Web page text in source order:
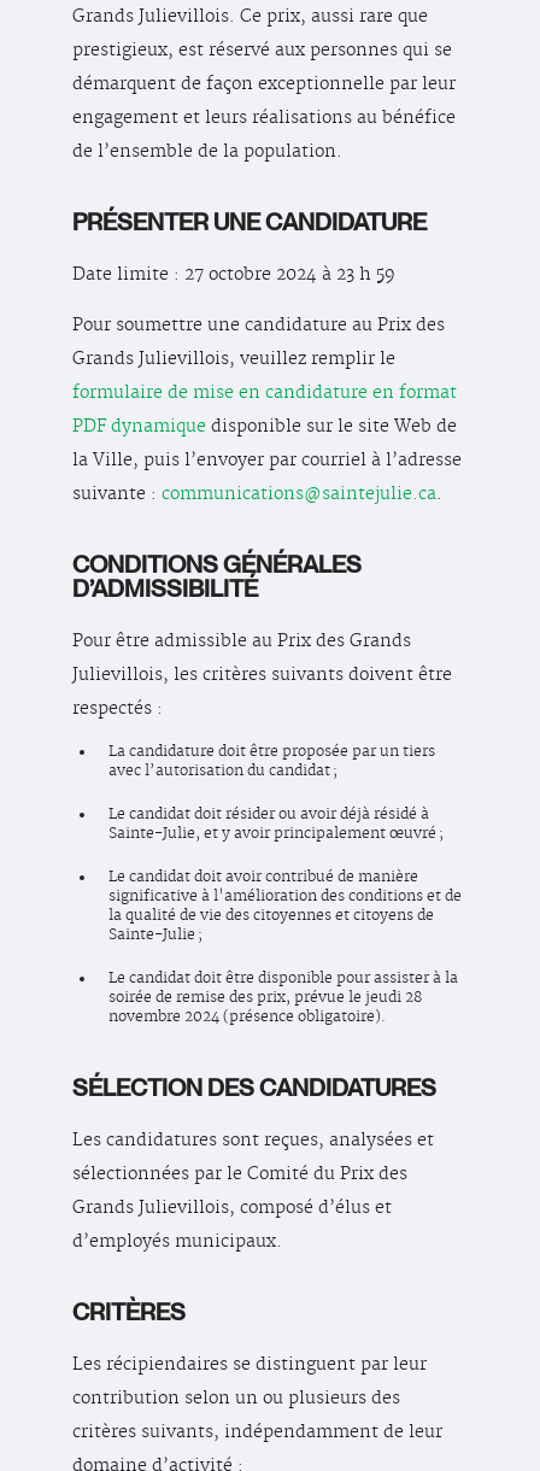
Grands Julievillois. Ce prix, aussi rare que
prestigieux, est réservé aux personnes qui se
démarquent de façon exceptionnelle par leur
engagement et leurs réalisations au bénéfice
de l’ensemble de la population.
PRÉSENTER UNE CANDIDATURE
Date limite : 27 octobre 2024 à 23 h 59
Pour soumettre une candidature au Prix des
Grands Julievillois, veuillez remplir le
formulaire de mise en candidature en format
PDF dynamique disponible sur le site Web de
la Ville, puis l’envoyer par courriel à l’adresse
suivante : communications@saintejulie.ca.
CONDITIONS GÉNÉRALES
D’ADMISSIBILITÉ
Pour être admissible au Prix des Grands
Julievillois, les critères suivants doivent être
respectés :
La candidature doit être proposée par un tiers
avec l’autorisation du candidat ;
Le candidat doit résider ou avoir déjà résidé à
Sainte-Julie, et y avoir principalement œuvré ;
Le candidat doit avoir contribué de manière
significative à l'amélioration des conditions et de
la qualité de vie des citoyennes et citoyens de
Sainte-Julie ;
Le candidat doit être disponible pour assister à la
soirée de remise des prix, prévue le jeudi 28
novembre 2024 (présence obligatoire).
SÉLECTION DES CANDIDATURES
Les candidatures sont reçues, analysées et
sélectionnées par le Comité du Prix des
Grands Julievillois, composé d’élus et
d’employés municipaux.
CRITÈRES
Les récipiendaires se distinguent par leur
contribution selon un ou plusieurs des
critères suivants, indépendamment de leur